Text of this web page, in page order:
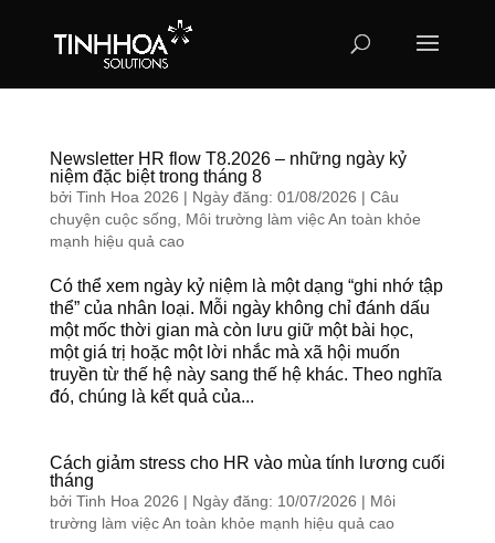
Newsletter HR flow T8.2026 – những ngày kỷ
niệm đặc biệt trong tháng 8
bởi Tinh Hoa 2026 | Ngày đăng: 01/08/2026 | Câu
chuyện cuộc sống
Môi trường làm việc An toàn khỏe
mạnh hiệu quả cao
Có thể xem ngày kỷ niệm là một dạng “ghi nhớ tập
thể” của nhân loại. Mỗi ngày không chỉ đánh dấu
một mốc thời gian mà còn lưu giữ một bài học,
một giá trị hoặc một lời nhắc mà xã hội muốn
truyền từ thế hệ này sang thế hệ khác. Theo nghĩa
đó, chúng là kết quả của...
Cách giảm stress cho HR vào mùa tính lương cuối
tháng
bởi Tinh Hoa 2026 | Ngày đăng: 10/07/2026 | Môi
trường làm việc An toàn khỏe mạnh hiệu quả cao